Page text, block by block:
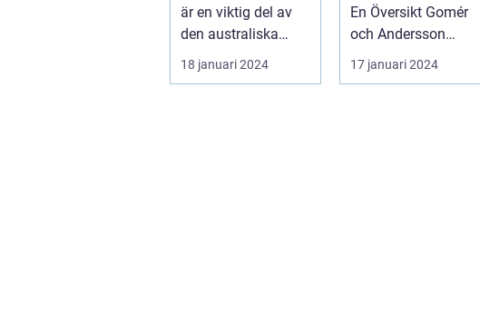
är en viktig del av
den australiska
kulturen. Det är
konst...
18 januari 2024
En Översikt Gomér
och Andersson
Konst är ett
framstående
17 januari 2024